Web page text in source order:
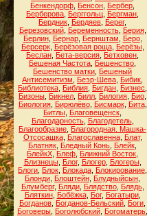
Бенкендорф Бенсон Бербер
Берберова Берггольц Бергман
Бердник Бердяев Берег,
Березовский, Беременность, Берия,
Берлин, Бернар, Бернштам Беро,
Берсерк, Берёзовая роща, Берёзы,
Беслан Бета-версия Бетховен
Бешеная Частота Бешенство
Бешенство матки Бешеный
Антисемитизм
Беэр-Шева Бибик
Библиотека Библия Бигдан Бизнес
Бизоны Бикнел Билл Билогия Био
Биология, Бирюлёво, Бисмарк, Бита,
Битлы Благовещенск
Благодарность, Благодетель,
Благообразие Благородная. Машка-
Отсосашка, Благославенна, Блат,
Блатняк Бледный Конь Блейк
БлейкХ Блеф Ближний Восток
Близнецы, Блог, Блогер, Блогеры,
Блоги Блок Блокада Блокирование
Блонди Блоштейн Блудныйсын
Блумберг, Бляди, Блядство, Блядь,
Бляткин, Бобёжка, Бог, Богатыри,
Богданов Богданов-Бельский Боги
Боговеры Боголюбский Богоматерь